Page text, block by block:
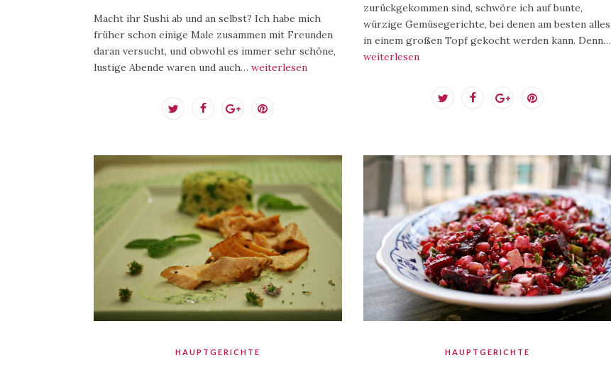
Macht ihr Sushi ab und an selbst? Ich habe mich
früher schon einige Male zusammen mit Freunden
daran versucht, und obwohl es immer sehr schöne,
lustige Abende waren und auch… weiterlesen
zurückgekommen sind, schwöre ich auf bunte,
würzige Gemüsegerichte, bei denen am besten alles
in einem großen Topf gekocht werden kann. Denn…
weiterlesen
HAUPTGERICHTE HAUPTGERICHTE